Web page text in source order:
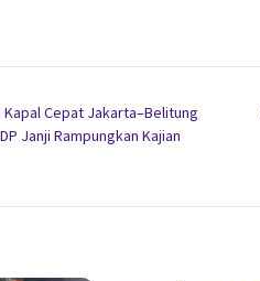
Kapal Cepat Jakarta–Belitung
Janji Rampungkan Kajian